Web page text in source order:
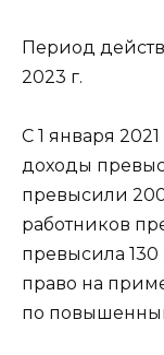
Период
2023 г.
С 1 января
доходы
превысили
работников
превысила 130
право на
по